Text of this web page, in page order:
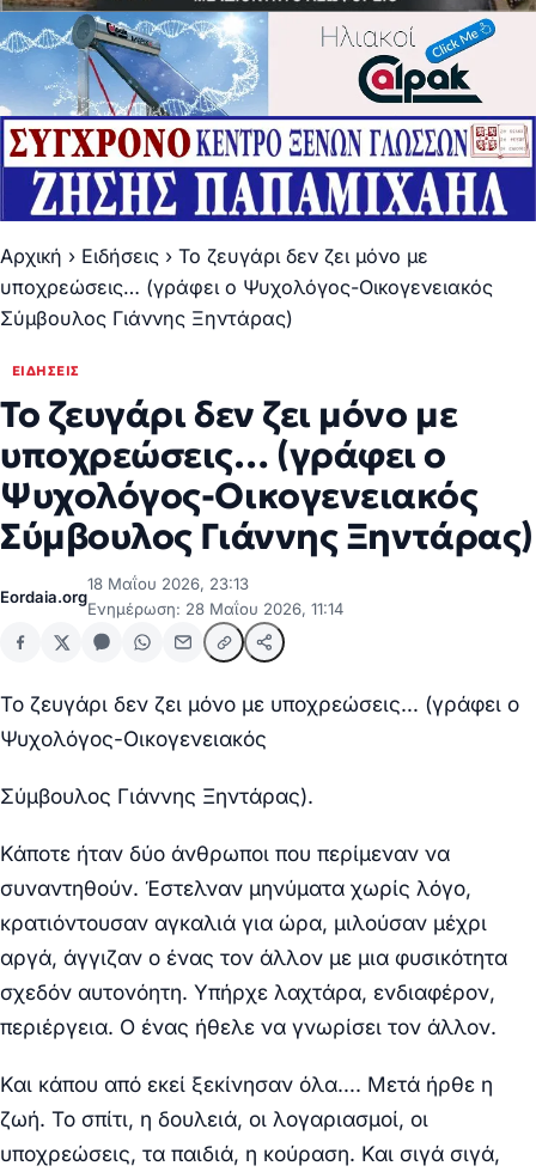
Αρχική › Ειδήσεις › Το ζευγάρι δεν ζει μόνο με
υποχρεώσεις… (γράφει ο Ψυχολόγος-Οικογενειακός
Σύμβουλος Γιάννης Ξηντάρας)
ΕΙΔΉΣΕΙΣ
Το ζευγάρι δεν ζει μόνο με
υποχρεώσεις… (γράφει ο
Ψυχολόγος-Οικογενειακός
Σύμβουλος Γιάννης Ξηντάρας)
Eordaia.org
18 Μαΐου 2026, 23:13
Ενημέρωση: 28 Μαΐου 2026, 11:14
Το ζευγάρι δεν ζει μόνο με υποχρεώσεις… (γράφει ο
Ψυχολόγος-Οικογενειακός
Σύμβουλος Γιάννης Ξηντάρας).
Κάποτε ήταν δύο άνθρωποι που περίμεναν να
συναντηθούν. Έστελναν μηνύματα χωρίς λόγο,
κρατιόντουσαν αγκαλιά για ώρα, μιλούσαν μέχρι
αργά, άγγιζαν ο ένας τον άλλον με μια φυσικότητα
σχεδόν αυτονόητη. Υπήρχε λαχτάρα, ενδιαφέρον,
περιέργεια. Ο ένας ήθελε να γνωρίσει τον άλλον.
Και κάπου από εκεί ξεκίνησαν όλα…. Μετά ήρθε η
ζωή. Το σπίτι, η δουλειά, οι λογαριασμοί, οι
υποχρεώσεις, τα παιδιά, η κούραση. Και σιγά σιγά,